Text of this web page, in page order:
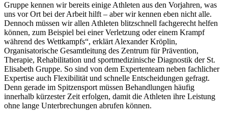
Gruppe kennen wir bereits einige Athleten aus den Vorjahren, was
uns vor Ort bei der Arbeit hilft – aber wir kennen eben nicht alle.
Dennoch müssen wir allen Athleten blitzschnell fachgerecht helfen
können, zum Beispiel bei einer Verletzung oder einem Krampf
während des Wettkampfs“, erklärt Alexander Kröplin,
Organisatorische Gesamtleitung des Zentrum für Prävention,
Therapie, Rehabilitation und sportmedizinische Diagnostik der St.
Elisabeth Gruppe. So sind von dem Expertenteam neben fachlicher
Expertise auch Flexibilität und schnelle Entscheidungen gefragt.
Denn gerade im Spitzensport müssen Behandlungen häufig
innerhalb kürzester Zeit erfolgen, damit die Athleten ihre Leistung
ohne lange Unterbrechungen abrufen können.